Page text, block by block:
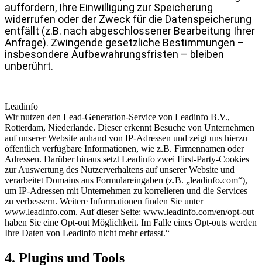
auffordern, Ihre Einwilligung zur Speicherung
widerrufen oder der Zweck für die Datenspeicherung
entfällt (z.B. nach abgeschlossener Bearbeitung Ihrer
Anfrage). Zwingende gesetzliche Bestimmungen –
insbesondere Aufbewahrungsfristen – bleiben
unberührt.
Leadinfo
Wir nutzen den Lead-Generation-Service von Leadinfo B.V.,
Rotterdam, Niederlande. Dieser erkennt Besuche von Unternehmen
auf unserer Website anhand von IP-Adressen und zeigt uns hierzu
öffentlich verfügbare Informationen, wie z.B. Firmennamen oder
Adressen. Darüber hinaus setzt Leadinfo zwei First-Party-Cookies
zur Auswertung des Nutzerverhaltens auf unserer Website und
verarbeitet Domains aus Formulareingaben (z.B. „leadinfo.com“),
um IP-Adressen mit Unternehmen zu korrelieren und die Services
zu verbessern. Weitere Informationen finden Sie unter
www.leadinfo.com. Auf dieser Seite: www.leadinfo.com/en/opt-out
haben Sie eine Opt-out Möglichkeit. Im Falle eines Opt-outs werden
Ihre Daten von Leadinfo nicht mehr erfasst.“
4. Plugins und Tools